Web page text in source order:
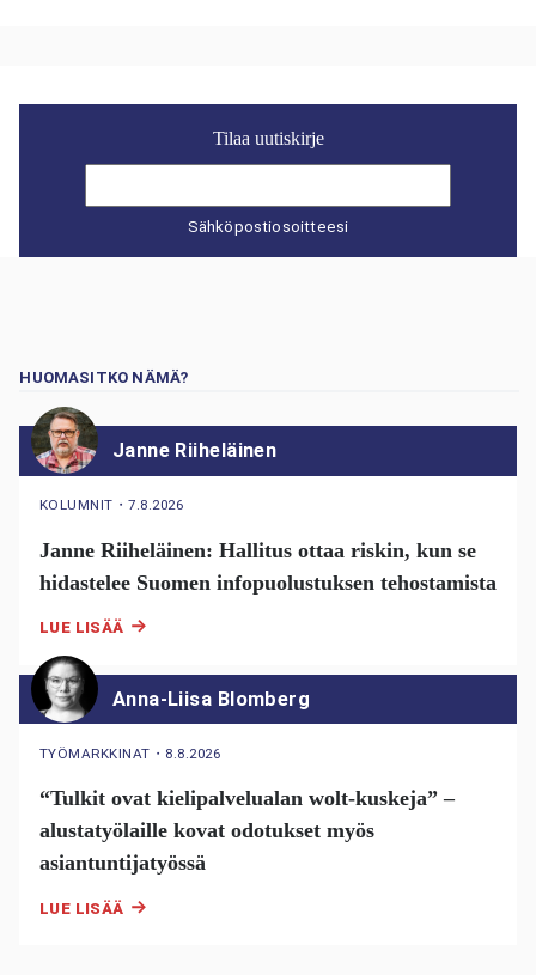
Tilaa uutiskirje
Sähköpostiosoitteesi
HUOMASITKO NÄMÄ?
Janne Riiheläinen
KOLUMNIT ・7.8.2026
Janne Riiheläinen: Hallitus ottaa riskin, kun se
hidastelee Suomen infopuolustuksen tehostamista
LUE LISÄÄ
Anna-Liisa Blomberg
TYÖMARKKINAT ・ 8.8.2026
“Tulkit ovat kielipalvelualan wolt-kuskeja” –
alustatyölaille kovat odotukset myös
asiantuntijatyössä
LUE LISÄÄ